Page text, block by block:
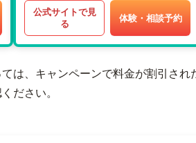
公式サイトで見
る
体験・相談予約
は、キャンペーンで料金が割引され
ださい。